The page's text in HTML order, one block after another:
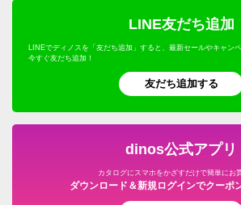
LINE友だち追加
LINEでディノスを「友だち追加」すると、最新セールやキャン
今すぐ友だち追加！
友だち追加する
dinos公式アプリ
カタログにスマホをかざすだけで簡単にお
ダウンロード＆新規ログインでクーポ